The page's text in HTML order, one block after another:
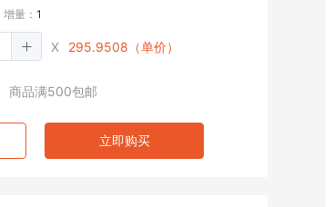
增量： 1
X 295.9508（单价）
商品满500包邮
立即购买